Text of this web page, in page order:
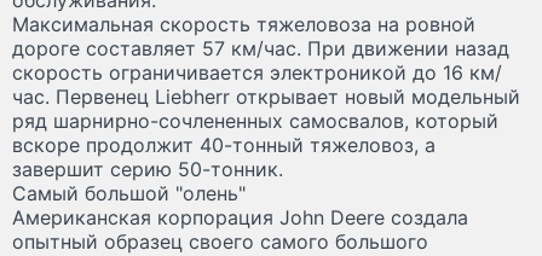
Максимальная скорость тяжеловоза на ровной
дороге составляет 57 км/час. При движении назад
скорость ограничивается электроникой до 16 км/
час. Первенец Liebherr открывает новый модельный
ряд шарнирно-сочлененных самосвалов, который
вскоре продолжит 40-тонный тяжеловоз, а
завершит серию 50-тонник.
Самый большой "олень"
Американская корпорация John Deere создала
опытный образец своего самого большого